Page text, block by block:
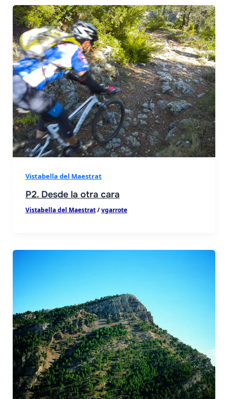
Vistabella del Maestrat
P2. Desde la otra cara
Vistabella del Maestrat/vgarrote